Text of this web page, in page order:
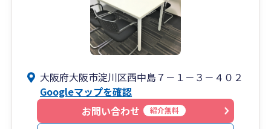
大阪府大阪市淀川区西中島７－１－３－４０２
Googleマップを確認
お問い合わせ
紹介無料